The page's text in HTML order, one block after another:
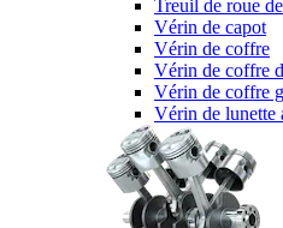
Treuil de roue
Vérin de capot
Vérin de coffre
Vérin de coffre
Vérin de coffre
Vérin de lunette